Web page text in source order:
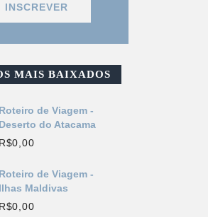
MAIS BAIXADOS
Roteiro de Viagem -
Deserto do Atacama
R$0,00
Roteiro de Viagem -
Ilhas Maldivas
R$0,00